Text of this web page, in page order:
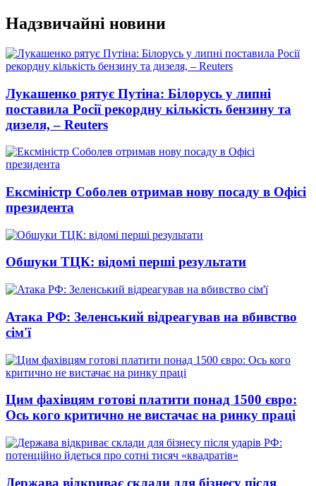
Перейти
до
вмісту
Надзвичайні новини
Лукашенко рятує Путіна: Білорусь у липні
поставила Росії рекордну кількість бензину та
дизеля, – Reuters
Ексміністр Соболев отримав нову посаду в Офісі
президента
Обшуки ТЦК: відомі перші результати
Атака РФ: Зеленський відреагував на вбивство
сім'ї
Цим фахівцям готові платити понад 1500 євро:
Ось кого критично не вистачає на ринку праці
Держава відкриває склади для бізнесу після